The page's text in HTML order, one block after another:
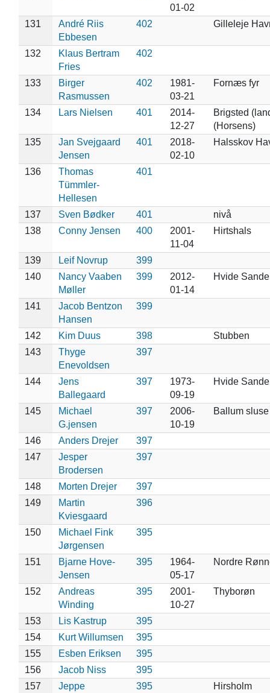
01-02
131
André Riis
Ebbesen
402 Gilleleje
132
Klaus Bertram
Fries
402
133
Birger
Rasmussen
402
1981-
03-21
Fornæs fyr
134 Lars Nielsen 401
2014-
12-27
Brigsted
(Horsens)
135
Jan Svejgaard
Jensen
401
2018-
02-10
Halsskov
136
Thomas
Tümmler-
Hellesen
401
137 Sven Bødker 401
nivå
138
Conny Jensen 400
2001-
11-04
Hirtshals
139 Leif Novrup
399
140
Nancy Vaaben
Møller
399
2012-
01-14
Hvide Sande
141
Jacob Bentzon
Hansen
399
142 Kim Duus 398
Stubben
143
Thyge
Enevoldsen
397
144
Jens
Ballegaard
397
1973-
09-19
Hvide
145
Michael
G.jensen
397
2006-
10-19
Ballum sluse
146 Anders Drejer
397
147
Jesper
Brodersen
397
148 Morten Drejer
397
149
Martin
Kviesgaard
396
150
Michael Fink
Jørgensen
395
151
Bjarne Hove-
Jensen
395
1964-
05-17
Nordre
152
Andreas
Winding
395
2001-
10-27
Thyborøn
153 Lis Kastrup
395
154
Kurt Willumsen
395
155
Esben Eriksen
395
156
Jacob Niss
395
157
Jeppe
395 Hirsholm